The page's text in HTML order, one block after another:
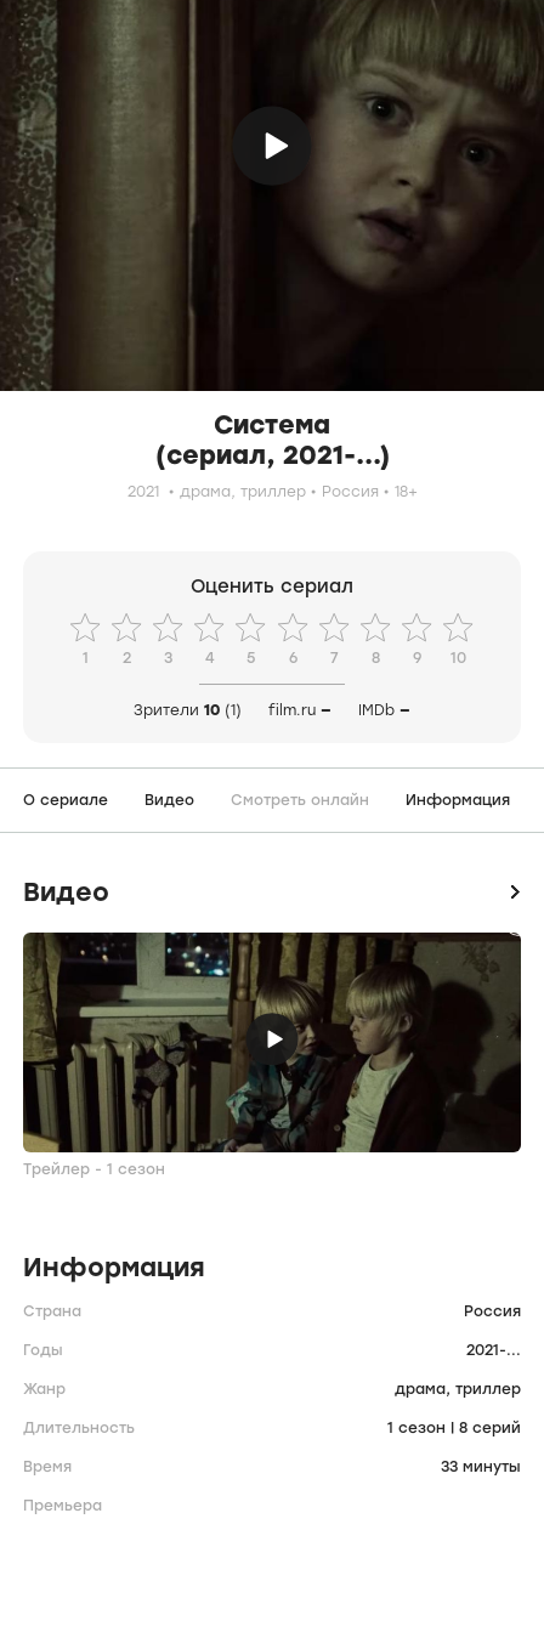
Система
(сериал, 2021-...)
2021 драма, триллер Россия 18+
Оценить сериал
1 2 3 4 5 6 7 8 9 10
Зрители 10 (1) film.ru — IMDb —
О сериале Видео Смотреть онлайн Информация
Видео icon
Трейлер - 1 сезон
Информация
Страна Россия
Годы 2021-...
Жанр драма, триллер
Длительность 1 сезон | 8 серий
Время 33 минуты
Премьера